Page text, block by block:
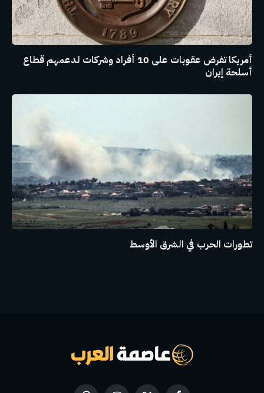
أمريكا تفرض عقوبات على 10 أفراد وشركات لدعمهم قطاع
أسلحة إيران
تطورات الحرب في الشرق الأوسط